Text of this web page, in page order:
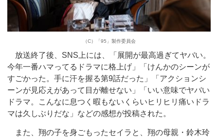
（C）「95」製作委員会
放送終了後、SNS上には、「展開が最高過ぎてヤバい。
今年一番ハマってるドラマに格上げ」「けんかのシーンが
すごかった。手に汗を握る第9話だった」「アクションシ
ーンが見応えがあって目が離せない」「いい意味でヤバい
ドラマ。こんなに息つく暇もないくらいヒリヒリ痛いドラ
マは久しぶりだな」などの感想が投稿された。
また、翔の子を身ごもったセイラと、翔の母親・鈴木玲